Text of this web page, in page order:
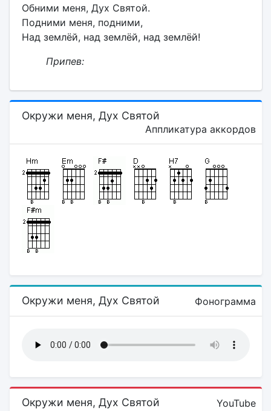
Обними меня, Дух Святой.
Подними меня, подними,
Над землёй, над землёй, над землёй!
Припев:
Окружи меня, Дух Святой
Аппликатура аккордов
Окружи меня, Дух Святой Фонограмма
Окружи меня, Дух Святой YouTube